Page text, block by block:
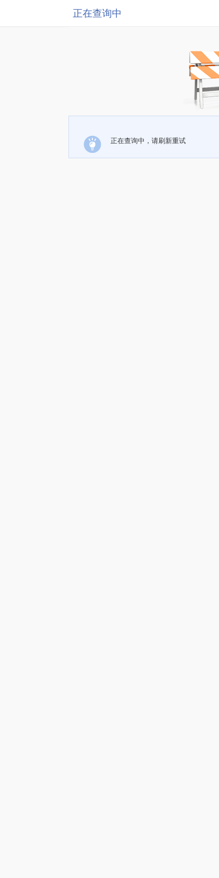
正在查询中
正在查询中，请刷新重试